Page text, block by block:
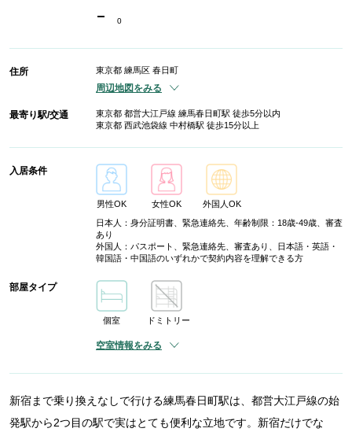
- 0
住所 東京都 練馬区 春日町
周辺地図をみる
最寄り駅/交通
東京都 都営大江戸線 練馬春日町駅 徒歩5分以内
東京都 西武池袋線 中村橋駅 徒歩15分以上
入居条件
男性OK 女性OK
外国人OK
日本人：身分証明書、緊急連絡先、年齢制限：18歳-49歳、審査
あり
外国人：パスポート、緊急連絡先、審査あり、日本語・英語・
韓国語・中国語のいずれかで契約内容を理解できる方
部屋タイプ
個室 ドミトリー
空室情報をみる
新宿まで乗り換えなしで行ける練馬春日町駅は、都営大江戸線の始
発駅から2つ目の駅で実はとても便利な立地です。新宿だけでな